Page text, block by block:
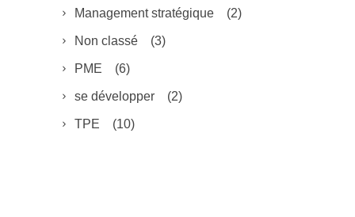
Management stratégique (2)
Non classé (3)
PME (6)
se développer (2)
TPE (10)